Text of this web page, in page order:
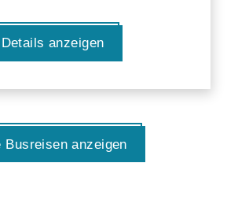
Details anzeigen
Busreisen anzeigen